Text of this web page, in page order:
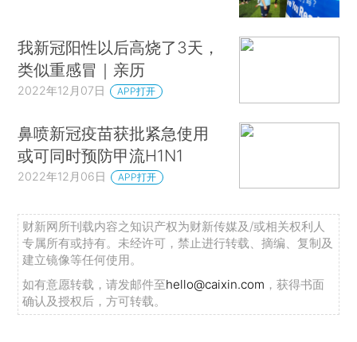
我新冠阳性以后高烧了3天，
类似重感冒｜亲历
2022年12月07日 APP打开
鼻喷新冠疫苗获批紧急使用
或可同时预防甲流H1N1
2022年12月06日 APP打开
财新网所刊载内容之知识产权为财新传媒及/或相关权利人
专属所有或持有。未经许可，禁止进行转载、摘编、复制及
建立镜像等任何使用。
如有意愿转载，请发邮件至hello@caixin.com ，获得书面
确认及授权后，方可转载。